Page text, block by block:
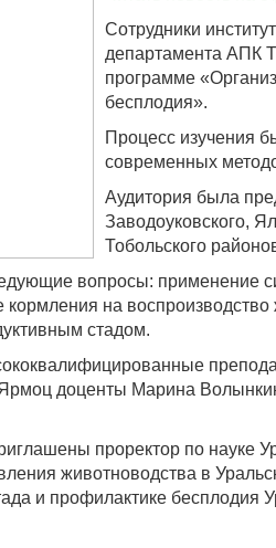
Сотрудники
департамента АПК
программе
бесплодия».
Процесс изучения
современных
Аудитория была
Заводоуковского,
Тобольского
вопросы: применение
на
стадом.
доценты Марина
проректор по науке
животноводства в
и профилактике бесплодия